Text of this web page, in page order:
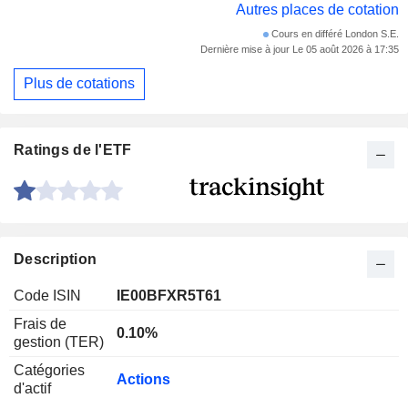
Autres places de cotation
Cours en différé London S.E.
Dernière mise à jour Le 05 août 2026 à 17:35
Plus de cotations
Ratings de l'ETF
Description
Code ISIN
IE00BFXR5T61
Frais de
gestion (TER)
0.10%
Catégories
d'actif
Actions